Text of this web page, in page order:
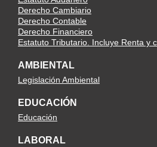
Derecho Cambiario
Derecho Contable
Derecho Financiero
Estatuto Tributario. Incluye Renta y
AMBIENTAL
Legislación Ambiental
EDUCACIÓN
Educación
LABORAL